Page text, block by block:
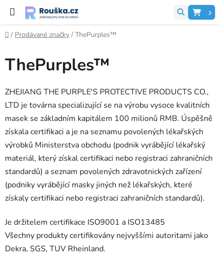
Přejít na obsah
Hledat
Domů
/ Prodávané značky / ThePurples™
ThePurples™
ZHEJIANG THE PURPLE'S PROTECTIVE PRODUCTS CO.,
LTD je továrna specializující se na výrobu vysoce kvalitních
masek se základním kapitálem 100 milionů RMB. Úspěšně
získala certifikaci a je na seznamu povolených lékařských
výrobků Ministerstva obchodu (podnik vyrábějící lékařský
materiál, který získal certifikaci nebo registraci zahraničních
standardů) a seznam povolených zdravotnických zařízení
(podniky vyrábějící masky jiných než lékařských, které
získaly certifikaci nebo registraci zahraničních standardů).
Je držitelem certifikace ISO9001 a ISO13485
Všechny produkty certifikovány nejvyššími autoritami jako
Dekra, SGS, TUV Rheinland.